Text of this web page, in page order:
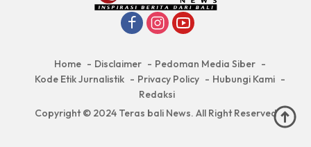
Home Disclaimer
Pedoman Media Siber
Kode Etik Jurnalistik
Privacy Policy
Hubungi Kami
Redaksi
Copyright © 2024 Teras bali News. All Right Reserved